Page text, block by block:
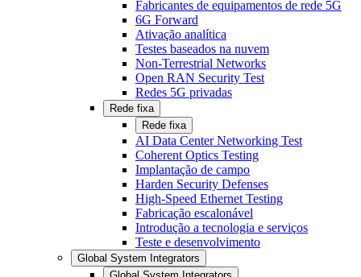
Fabricantes de equipamentos de rede 5G
6G Forward
Ativação analítica
Testes baseados na nuvem
Non-Terrestrial Networks
Open RAN Security Test
Redes 5G privadas
Rede fixa
Rede fixa
AI Data Center Networking Test
Coherent Optics Testing
Implantação de campo
Harden Security Defenses
High-Speed Ethernet Testing
Fabricação escalonável
Introdução a tecnologia e serviços
Teste e desenvolvimento
Global System Integrators